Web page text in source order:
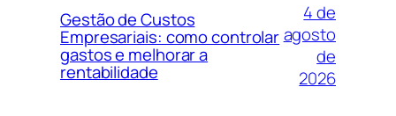
Gestão de Custos
Empresariais: como controlar
gastos e melhorar a
rentabilidade
4 de
agosto
de
2026